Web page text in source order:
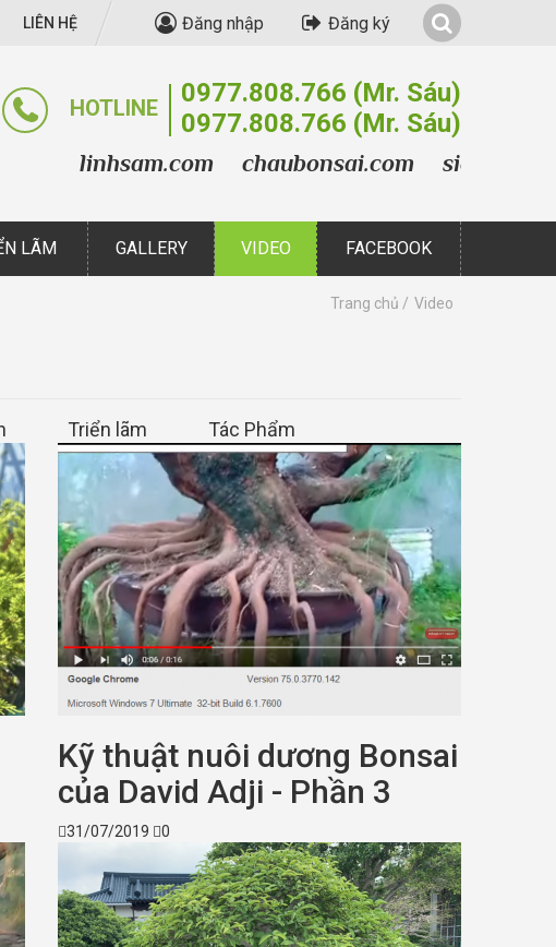
LIÊN HỆ Đăng nhập Đăng ký
HOTLINE
0977.808.766 (Mr. Sáu)
0977.808.766 (Mr. Sáu)
linhsam.com chaubonsai.com
LÃM GALLERY VIDEO FACEBOOK
Trang chủ Video
Triển lãm Tác Phẩm
Kỹ thuật nuôi dương Bonsai
của David Adji - Phần 3
31/07/2019 0